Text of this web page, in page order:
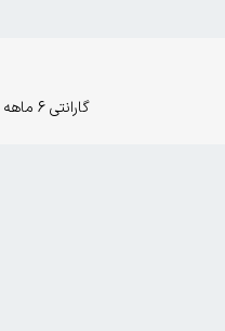
گارانتی 6 ماهه